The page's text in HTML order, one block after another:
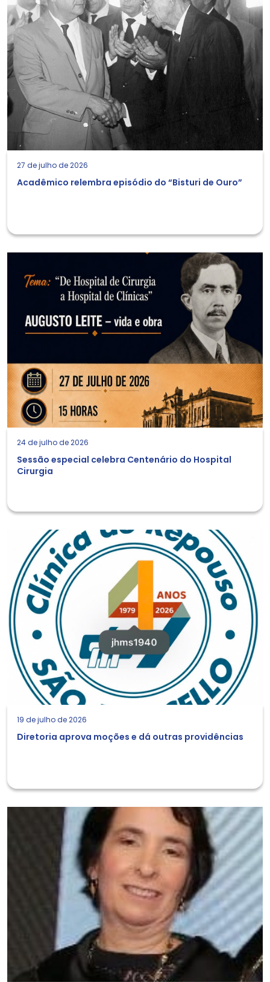
27 de julho de 2026
Acadêmico relembra episódio do “Bisturi de Ouro”
24 de julho de 2026
Sessão especial celebra Centenário do Hospital
Cirurgia
19 de julho de 2026
Diretoria aprova moções e dá outras providências